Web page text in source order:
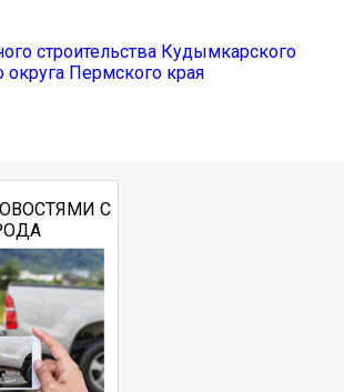
строительства Кудымкарского
округа Пермского края
С